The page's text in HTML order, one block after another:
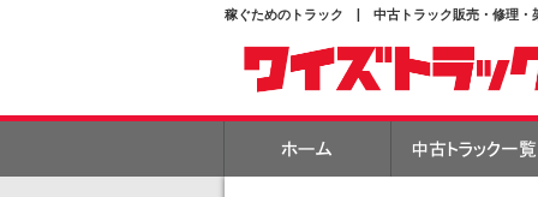
稼ぐためのトラック | 中古トラック販売・修理・